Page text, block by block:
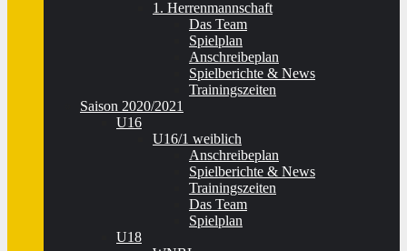
1. Herrenmannschaft
Das Team
Spielplan
Anschreibeplan
Spielberichte & News
Trainingszeiten
Saison 2020/2021
U16
U16/1 weiblich
Anschreibeplan
Spielberichte & News
Trainingszeiten
Das Team
Spielplan
U18